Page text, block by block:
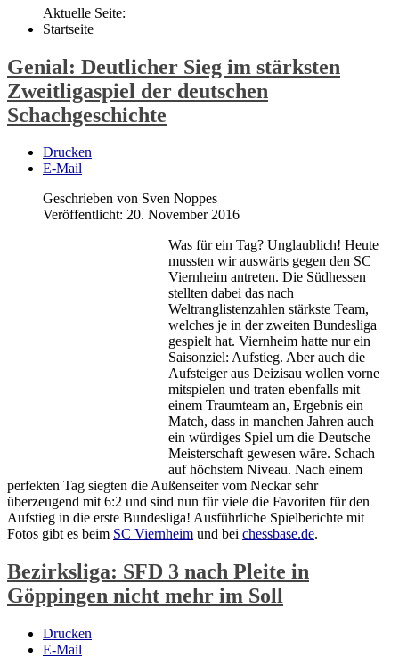
Aktuelle Seite:
Startseite
Genial: Deutlicher Sieg im stärksten
Zweitligaspiel der deutschen
Schachgeschichte
Drucken
E-Mail
Geschrieben von Sven Noppes
Veröffentlicht: 20. November 2016
Was für ein Tag? Unglaublich! Heute
mussten wir auswärts gegen den SC
Viernheim antreten. Die Südhessen
stellten dabei das nach
Weltranglistenzahlen stärkste Team,
welches je in der zweiten Bundesliga
gespielt hat. Viernheim hatte nur ein
Saisonziel: Aufstieg. Aber auch die
Aufsteiger aus Deizisau wollen vorne
mitspielen und traten ebenfalls mit
einem Traumteam an, Ergebnis ein
Match, dass in manchen Jahren auch
ein würdiges Spiel um die Deutsche
Meisterschaft gewesen wäre. Schach
auf höchstem Niveau. Nach einem
perfekten Tag siegten die Außenseiter vom Neckar sehr
überzeugend mit 6:2 und sind nun für viele die Favoriten für den
Aufstieg in die erste Bundesliga! Ausführliche Spielberichte mit
Fotos gibt es beim SC Viernheim und bei chessbase.de.
Bezirksliga: SFD 3 nach Pleite in
Göppingen nicht mehr im Soll
Drucken
E-Mail